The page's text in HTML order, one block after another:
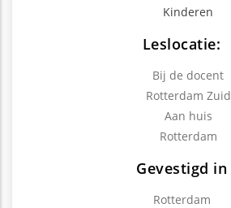
Kinderen
Leslocatie:
Bij de docent
Rotterdam Zuid
Aan huis
Rotterdam
Gevestigd in
Rotterdam